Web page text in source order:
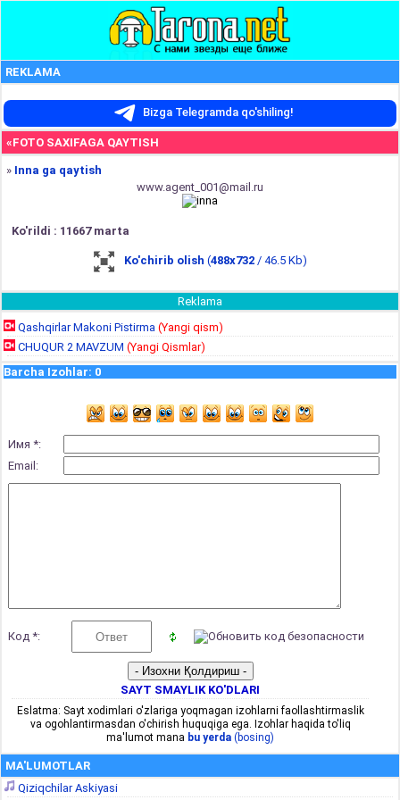
REKLAMA
Bizga Telegramda qo'shiling!
«FOTO SAXIFAGA QAYTISH
» Inna ga qaytish
www.agent_001@mail.ru
Ko'rildi : 11667 marta
Ko'chirib olish (488x732/ 46.5 Kb)
Reklama
Qashqirlar Makoni Pistirma (Yangi qism)
CHUQUR 2 MAVZUM (Yangi Qismlar)
Barcha Izohlar: 0
Имя *:
Email:
Код *:
SAYT SMAYLIK KO'DLARI
Eslatma: Sayt xodimlari o'zlariga yoqmagan izohlarni faollashtirmaslik
va ogohlantirmasdan o'chirish huquqiga ega. Izohlar haqida to'liq
ma'lumot mana bu yerda (bosing)
MA'LUMOTLAR
Qiziqchilar Askiyasi